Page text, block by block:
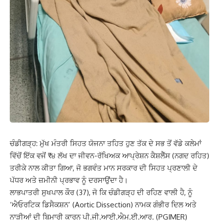
ਚੰਡੀਗੜ੍ਹ: ਮੁੱਖ ਮੰਤਰੀ ਸਿਹਤ ਯੋਜਨਾ ਤਹਿਤ ਹੁਣ ਤੱਕ ਦੇ ਸਭ ਤੋਂ ਵੱਡੇ ਕਲੇਮਾਂ
ਵਿੱਚੋਂ ਇੱਕ ਵਜੋਂ ₹੪ ਲੱਖ ਦਾ ਜੀਵਨ-ਰੱਖਿਅਕ ਆਪ੍ਰੇਸ਼ਨ ਕੈਸ਼ਲੈੱਸ (ਨਗਦ ਰਹਿਤ)
ਤਰੀਕੇ ਨਾਲ ਕੀਤਾ ਗਿਆ, ਜੋ ਭਗਵੰਤ ਮਾਨ ਸਰਕਾਰ ਦੀ ਸਿਹਤ ਪ੍ਰਣਾਲੀ ਦੇ
ਪੱਧਰ ਅਤੇ ਜ਼ਮੀਨੀ ਪ੍ਰਭਾਵ ਨੂੰ ਦਰਸਾਉਂਦਾ ਹੈ।
ਲਾਭਪਾਤਰੀ ਸੁਖਪਾਲ ਕੌਰ (37), ਜੋ ਕਿ ਚੰਡੀਗੜ੍ਹ ਦੀ ਰਹਿਣ ਵਾਲੀ ਹੈ, ਨੂੰ
‘ਐਓਰਟਿਕ ਡਿਸੈਕਸ਼ਨ’ (Aortic Dissection) ਨਾਮਕ ਗੰਭੀਰ ਦਿਲ ਅਤੇ
ਨਾੜੀਆਂ ਦੀ ਬਿਮਾਰੀ ਕਾਰਨ ਪੀ.ਜੀ.ਆਈ.ਐਮ.ਈ.ਆਰ. (PGIMER)